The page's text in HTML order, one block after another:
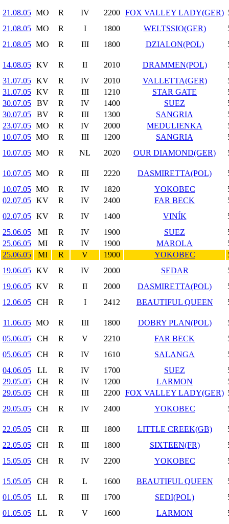
21.08.05 MO R IV 2200 FOX VALLEY LADY(GER)
21.08.05 MO R I 1800 WELTSSIO(GER)
21.08.05 MO R III 1800 DZIALON(POL)
14.08.05 KV R II 2010 DRAMMEN(POL)
31.07.05 KV R IV 2010 VALLETTA(GER)
31.07.05 KV R III 1210 STAR GATE
30.07.05
BV R IV 1400 SUEZ
30.07.05
BV R III 1300 SANGRIA
23.07.05 MO R IV 2000 MEDULIENKA
10.07.05 MO R III 1200 SANGRIA
10.07.05 MO R NL 2020 OUR DIAMOND(GER)
10.07.05 MO R III 2220 DASMIRETTA(POL)
10.07.05 MO R IV 1820 YOKOBEC
02.07.05 KV R IV 2400 FAR BECK
02.07.05 KV R IV 1400 VINÍK
25.06.05
MI R IV 1900 SUEZ
25.06.05
MI R IV 1900 MAROLA
25.06.05
MI R V 1900 YOKOBEC
19.06.05 KV R IV 2000 SEDAR
19.06.05 KV R II 2000 DASMIRETTA(POL)
12.06.05
CH R I 2412 BEAUTIFUL QUEEN
11.06.05 MO R III 1800 DOBRY PLAN(POL)
05.06.05
CH R V 2210 FAR BECK
05.06.05
CH R IV 1610 SALANGA
04.06.05
LL R IV 1700 SUEZ
29.05.05
CH R IV 1200 LARMON
29.05.05
CH R III 2200 FOX VALLEY LADY(GER)
29.05.05
CH R IV 2400 YOKOBEC
22.05.05 CH R III 1800 LITTLE CREEK(GB)
22.05.05
CH R III 1800 SIXTEEN(FR)
15.05.05
CH R IV 2200 YOKOBEC
15.05.05 CH R L 1600 BEAUTIFUL QUEEN
01.05.05
LL R III 1700 SEDI(POL)
01.05.05
LL R V 1600 LARMON